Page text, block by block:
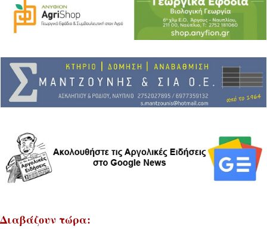
Διαβάζουν τώρα: